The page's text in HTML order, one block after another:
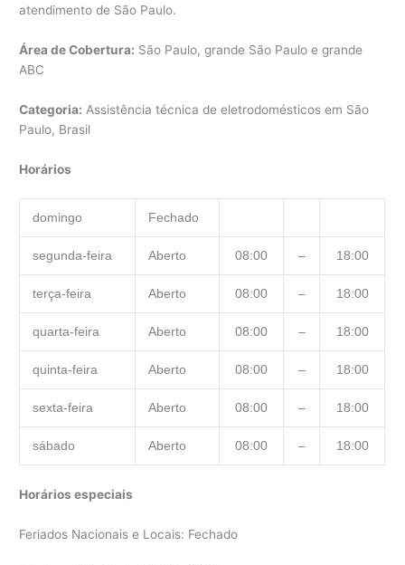
atendimento de São Paulo.
Área de Cobertura: São Paulo, grande São Paulo e grande
ABC
Categoria: Assistência técnica de eletrodomésticos em São
Paulo, Brasil
Horários
domingo Fechado
segunda-feira Aberto 08:00 – 18:00
terça-feira Aberto 08:00 – 18:00
quarta-feira Aberto 08:00 – 18:00
quinta-feira Aberto 08:00 – 18:00
sexta-feira Aberto 08:00 – 18:00
sábado Aberto 08:00 – 18:00
Horários especiais
Feriados Nacionais e Locais: Fechado